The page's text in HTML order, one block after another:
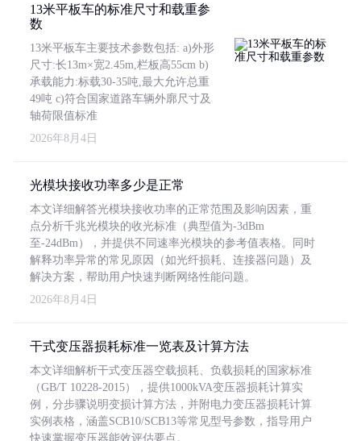
13米平板车的标准尺寸和载重参
数
13米平板车主要技术参数包括: a)外形
尺寸:长13m×宽2.45m,栏板高55cm b)
承载能力:标载30-35吨,最大允许总重
49吨 c)符合国家道路车辆外廓尺寸及
轴荷限值标准
2026年8月4日
光模块接收功率多少是正常
本文详细解答光模块接收功率的正常范围及影响因素，重
点分析千兆光模块的收光标准（典型值为-3dBm
至-24dBm），并提供不同速率光模块的参考值表格。同时
解释功率异常的常见原因（如光纤损耗、连接器问题）及
解决方案，帮助用户快速判断网络性能问题。
2026年8月4日
干式变压器损耗标准一览表及计算方法
本文详细解析干式变压器空载损耗、负载损耗的国家标准
（GB/T 10228-2015），提供1000kVA变压器损耗计算实
例，分步骤说明变损计算方法，并附电力变压器损耗计算
实例表格，涵盖SCB10/SCB13等常见型号参数，指导用户
快速掌握变压器能效评估要点。